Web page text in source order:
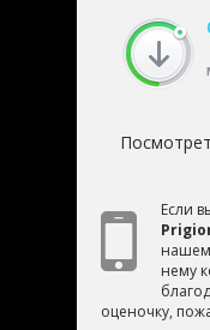
Если
нашем
нему
оценочку,